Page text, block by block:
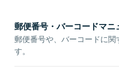
郵便番号・バーコードマニ
郵便番号や、バーコードに
す。